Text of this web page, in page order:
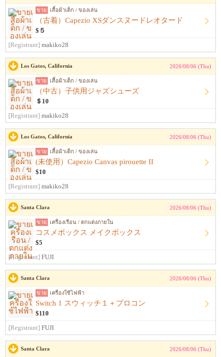
ขาย เสื้อผ้าเด็ก / ของเล่น
（古着）Capezio XSダンスヌードレオタード
$５
[Registrant] makiko28
Los Gatos, California 2026/08/06 (Thu)
ขาย เสื้อผ้าเด็ก / ของเล่น
（中古）子供用ジャズシューズ
＄10
[Registrant] makiko28
Los Gatos, California 2026/08/06 (Thu)
ขาย เสื้อผ้าเด็ก / ของเล่น
(未使用）Capezio Canvas pirouette II
$10
[Registrant] makiko28
Santa Clara 2026/08/06 (Thu)
ขาย เครื่องเรือน / ตกแต่งภายใน
コスメボックス メイクボックス
$5
[Registrant] FUJI
Santa Clara 2026/08/06 (Thu)
ขาย เครื่องใช้ไฟฟ้า
Switch 1 スウィッチ１＋プロコン
$110
[Registrant] FUJI
Santa Clara 2026/08/06 (Thu)